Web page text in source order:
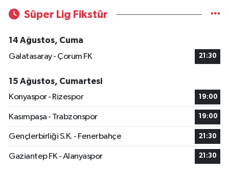
Süper Lig Fikstür
14 Ağustos, Cuma
Galatasaray - Çorum FK
21:30
15 Ağustos, Cumartesi
Konyaspor - Rizespor
19:00
Kasımpaşa - Trabzonspor 19:00
Gençlerbirliği S.K. - Fenerbahçe 21:30
Gaziantep FK - Alanyaspor 21:30